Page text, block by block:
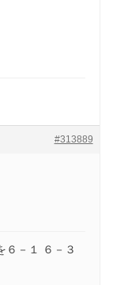
#313889
６－１ ６－３